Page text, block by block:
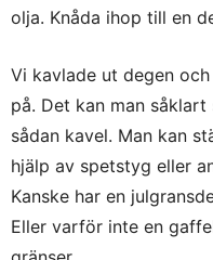
olja. Knåda ihop till en
Vi kavlade ut degen
på. Det kan man
sådan kavel. Man kan
hjälp av spetstyg eller
Kanske har en
Eller varför inte en